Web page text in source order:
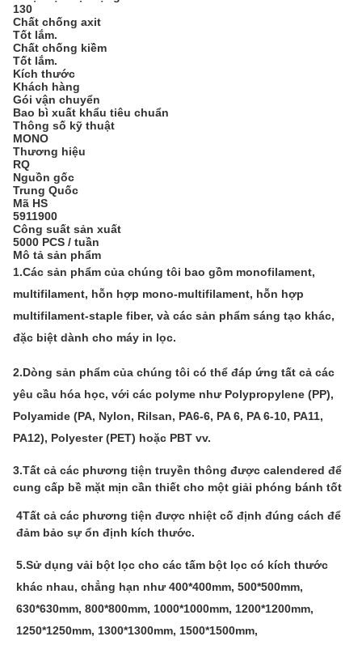
130
Chất chống axit
Tốt lắm.
Chất chống kiềm
Tốt lắm.
Kích thước
Khách hàng
Gói vận chuyển
Bao bì xuất khẩu tiêu chuẩn
Thông số kỹ thuật
MONO
Thương hiệu
RQ
Nguồn gốc
Trung Quốc
Mã HS
5911900
Công suất sản xuất
5000 PCS / tuần
Mô tả sản phẩm
1.Các sản phẩm của chúng tôi bao gồm monofilament,
multifilament, hỗn hợp mono-multifilament, hỗn hợp
multifilament-staple fiber, và các sản phẩm sáng tạo khác,
đặc biệt dành cho máy in lọc.
2.Dòng sản phẩm của chúng tôi có thể đáp ứng tất cả các
yêu cầu hóa học, với các polyme như Polypropylene (PP),
Polyamide (PA, Nylon, Rilsan, PA6-6, PA 6, PA 6-10, PA11,
PA12), Polyester (PET) hoặc PBT vv.
3.Tất cả các phương tiện truyền thông được calendered để
cung cấp bề mặt mịn cần thiết cho một giải phóng bánh tốt
4Tất cả các phương tiện được nhiệt cố định đúng cách để
đảm bảo sự ổn định kích thước.
5.Sử dụng vải bột lọc cho các tấm bột lọc có kích thước
khác nhau, chẳng hạn như 400*400mm, 500*500mm,
630*630mm, 800*800mm, 1000*1000mm, 1200*1200mm,
1250*1250mm, 1300*1300mm, 1500*1500mm,